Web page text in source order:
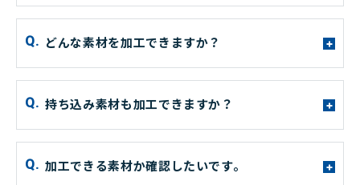
どんな素材を加工できますか？
持ち込み素材も加工できますか？
加工できる素材か確認したいです。